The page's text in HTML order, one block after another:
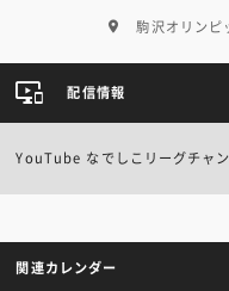
駒沢オリンピ
配信情報
YouTube なでしこリーグチャ
関連カレンダー